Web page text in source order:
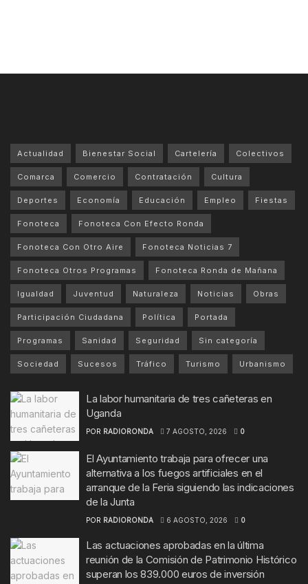
Actualidad Bienestar Social Cartelería Colectivos
Comarca Comercio Contratación Cultura
Deportes Economía Educación Empleo Fiestas
Fonoteca Fonoteca Con Efecto Ronda
Fonoteca Con Otro Aire Fonoteca Noticias 7
Fonoteca Otros Programas Fonoteca Ronda de Mañana
Igualdad Juventud Naturaleza Noticias Obras
Participación Ciudadana Política Portada
Programas Sanidad Seguridad Sin categoría
Sociedad Sucesos Tráfico Turismo Urbanismo
La labor humanitaria de tres cañeteras en
Uganda
POR RADIORONDA 7 AGOSTO, 2026 0
El Ayuntamiento trabaja para ofrecer una
alternativa a los fuegos artificiales en el
arranque de la Feria siguiendo las indicaciones
de la Junta
POR RADIORONDA 6 AGOSTO, 2026 0
Las actuaciones aprobadas en la última
reunión de la Comisión de Patrimonio Histórico
superan los 839.000 euros de inversión